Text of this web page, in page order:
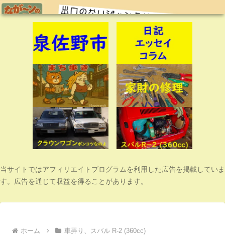
当サイトではアフィリエイトプログラムを利用した広告を掲載していま
す。広告を通じて収益を得ることがあります。
ホーム 車弄り、スバル R-2 (360cc)